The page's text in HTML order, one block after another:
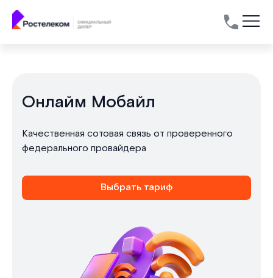
Онлайм Мобайл
Качественная сотовая связь от проверенного
федерального провайдера
Выбрать тариф